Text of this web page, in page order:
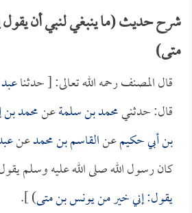
شرح حديث (ما ينبغي لنبي أن
متى)
قال المصنف رحمه الله تعالى: [ حدثنا
قال: حدثنيمحمد بن سلمةعنمحمد
بن أبي حكيمعنالقاسم بن محمدعن
كان رسول الله صلى الله عليه وسلم
يقول: إني خير من يونس بن متى) ].